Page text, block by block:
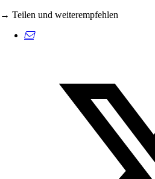
→ Teilen und weiterempfehlen